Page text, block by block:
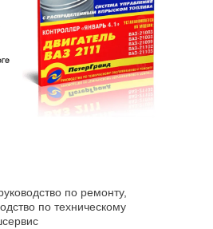
по ремонту,
по техническому